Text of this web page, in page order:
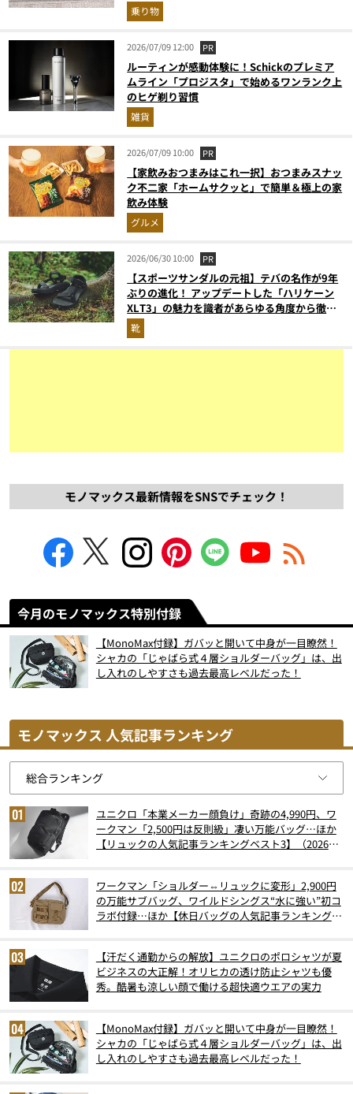
乗り物
2026/07/09 12:00 PR
ルーティンが感動体験に！Schickのプレミア
ムライン「プロジスタ」で始めるワンランク上
のヒゲ剃り習慣
雑貨
2026/07/09 10:00 PR
【家飲みおつまみはこれ一択】おつまみスナッ
ク不二家「ホームサクッと」で簡単＆極上の家
飲み体験
グルメ
2026/06/30 10:00 PR
【スポーツサンダルの元祖】テバの名作が9年
ぶりの進化！ アップデートした「ハリケーン
XLT3」の魅力を識者があらゆる角度から徹底
解説！
靴
モノマックス最新情報をSNSでチェック！
今月のモノマックス特別付録
【MonoMax付録】ガバッと開いて中身が一目瞭然！
シャカの「じゃばら式４層ショルダーバッグ」は、出
し入れのしやすさも過去最高レベルだった！
モノマックス 人気記事ランキング
ユニクロ「本業メーカー顔負け」奇跡の4,990円、ワ
ークマン「2,500円は反則級」凄い万能バッグ…ほか
【リュックの人気記事ランキングベスト3】（2026年
ワークマン「ショルダー⇔リュックに変形」2,900円
の万能サブバッグ、ワイルドシングス“水に強い”初コ
ラボ付録…ほか【休日バッグの人気記事ランキングベ
【汗だく通勤からの解放】ユニクロのポロシャツが夏
ビジネスの大正解！オリヒカの透け防止シャツも優
秀。酷暑も涼しい顔で働ける超快適ウエアの実力
【MonoMax付録】ガバッと開いて中身が一目瞭然！
シャカの「じゃばら式４層ショルダーバッグ」は、出
し入れのしやすさも過去最高レベルだった！